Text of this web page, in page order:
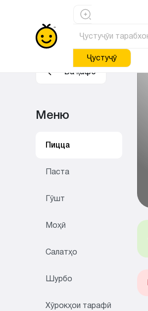
Ҷустуҷӯ
Ба қафо
Меню
Пицца
Паста
Гӯшт
Моҳӣ
Салатҳо
Шурбо
Хӯрокҳои тарафӣ